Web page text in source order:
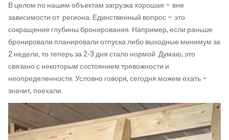
В целом по нашим объектам загрузка хорошая – вне
зависимости от региона. Единственный вопрос – это
сокращение глубины бронирования. Например, если раньше
бронировали планировали отпуска либо выходные минимум за
2 недели, то теперь за 2-3 дня стало нормой. Думаю, это
связано с некоторым состоянием тревожности и
неопределенности. Условно говоря, сегодня можем ехать –
значит, поехали.